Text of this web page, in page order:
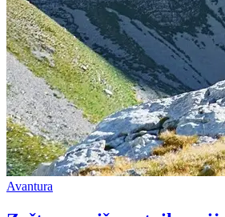
Avantura